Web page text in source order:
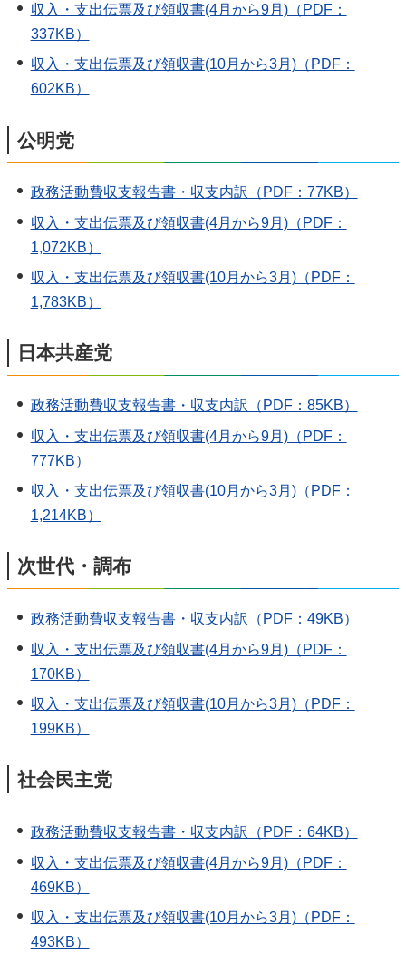
収入・支出伝票及び領収書(4月から9月)（PDF：
337KB）
収入・支出伝票及び領収書(10月から3月)（PDF：
602KB）
公明党
政務活動費収支報告書・収支内訳（PDF：77KB）
収入・支出伝票及び領収書(4月から9月)（PDF：
1,072KB）
収入・支出伝票及び領収書(10月から3月)（PDF：
1,783KB）
日本共産党
政務活動費収支報告書・収支内訳（PDF：85KB）
収入・支出伝票及び領収書(4月から9月)（PDF：
777KB）
収入・支出伝票及び領収書(10月から3月)（PDF：
1,214KB）
次世代・調布
政務活動費収支報告書・収支内訳（PDF：49KB）
収入・支出伝票及び領収書(4月から9月)（PDF：
170KB）
収入・支出伝票及び領収書(10月から3月)（PDF：
199KB）
社会民主党
政務活動費収支報告書・収支内訳（PDF：64KB）
収入・支出伝票及び領収書(4月から9月)（PDF：
469KB）
収入・支出伝票及び領収書(10月から3月)（PDF：
493KB）